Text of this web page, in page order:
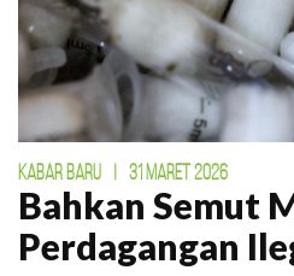
KABAR BARU | 31 MARET 2026
Bahkan Semut
Perdagangan